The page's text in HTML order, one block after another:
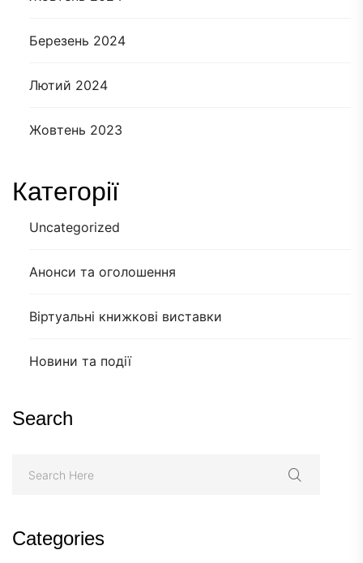
Березень 2024
Лютий 2024
Жовтень 2023
Категорії
Uncategorized
Анонси та оголошення
Віртуальні книжкові виставки
Новини та події
Search
Categories